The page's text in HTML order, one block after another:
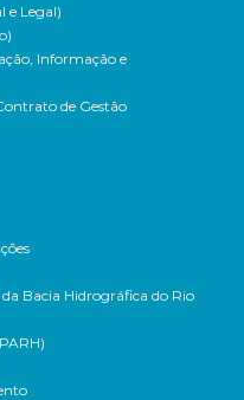
e Legal)
Informação e
de Gestão
Bacia Hidrográfica do Rio